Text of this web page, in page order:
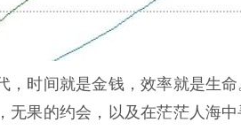
，时间就是金钱，效率就是生
无果的约会，以及在茫茫人海